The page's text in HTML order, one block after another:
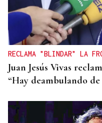
RECLAMA "BLINDAR" LA
Juan Jesús Vivas
“Hay deambulando de